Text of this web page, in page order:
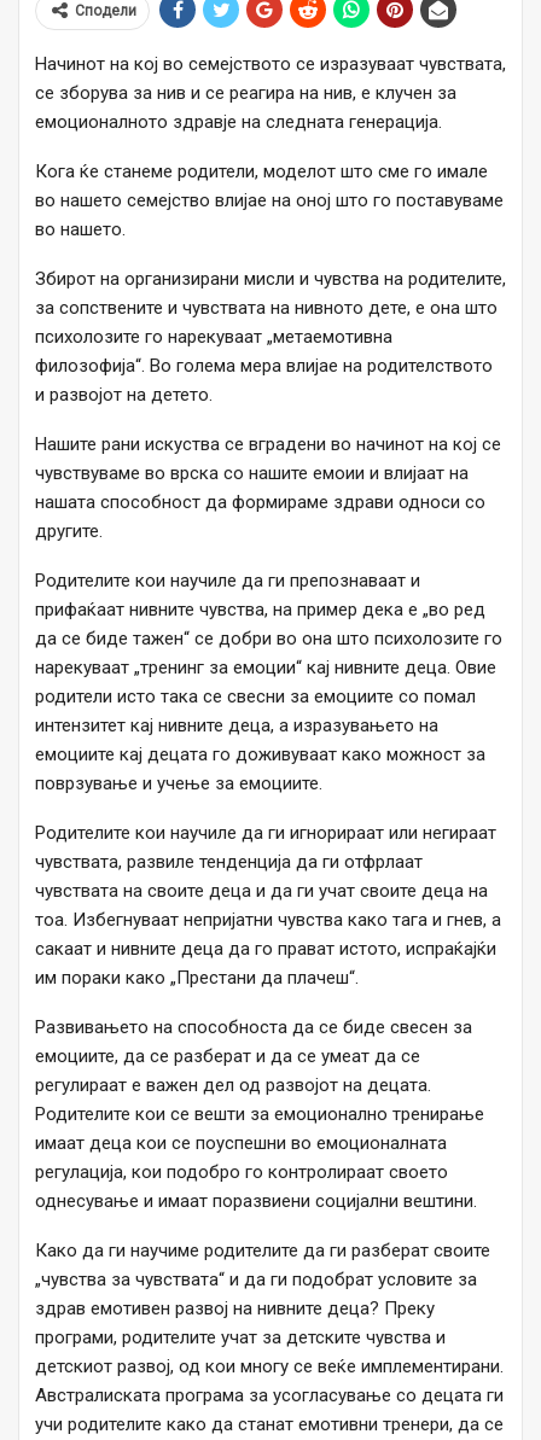
Сподели
Начинот на кој во семејството се изразуваат чувствата,
се зборува за нив и се реагира на нив, е клучен за
емоционалното здравје на следната генерација.
Кога ќе станеме родители, моделот што сме го имале
во нашето семејство влијае на оној што го поставуваме
во нашето.
Збирот на организирани мисли и чувства на родителите,
за сопствените и чувствата на нивното дете, е она што
психолозите го нарекуваат „метаемотивна
филозофија“. Во голема мера влијае на родителството
и развојот на детето.
Нашите рани искуства се вградени во начинот на кој се
чувствуваме во врска со нашите емоии и влијаат на
нашата способност да формираме здрави односи со
другите.
Родителите кои научиле да ги препознаваат и
прифаќаат нивните чувства, на пример дека е „во ред
да се биде тажен“ се добри во она што психолозите го
нарекуваат „тренинг за емоции“ кај нивните деца. Овие
родители исто така се свесни за емоциите со помал
интензитет кај нивните деца, а изразувањето на
емоциите кај децата го доживуваат како можност за
поврзување и учење за емоциите.
Родителите кои научиле да ги игнорираат или негираат
чувствата, развиле тенденција да ги отфрлаат
чувствата на своите деца и да ги учат своите деца на
тоа. Избегнуваат непријатни чувства како тага и гнев, а
сакаат и нивните деца да го прават истото, испраќајќи
им пораки како „Престани да плачеш“.
Развивањето на способноста да се биде свесен за
емоциите, да се разберат и да се умеат да се
регулираат е важен дел од развојот на децата.
Родителите кои се вешти за емоционално тренирање
имаат деца кои се поуспешни во емоционалната
регулација, кои подобро го контролираат своето
однесување и имаат поразвиени социјални вештини.
Како да ги научиме родителите да ги разберат своите
„чувства за чувствата“ и да ги подобрат условите за
здрав емотивен развој на нивните деца? Преку
програми, родителите учат за детските чувства и
детскиот развој, од кои многу се веќе имплементирани.
Австралиската програма за усогласување со децата ги
учи родителите како да станат емотивни тренери, да се